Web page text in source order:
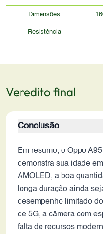
Dimensões
Resistência
Veredito final
Conclusão
Em resumo, o Oppo
demonstra sua idade
AMOLED, a boa
longa duração ainda
desempenho limitado
de 5G, a câmera com
falta de recursos